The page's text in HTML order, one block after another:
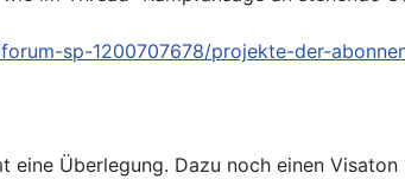
sp-1200707678/projekte-der-
eine Überlegung. Dazu noch einen Visaton